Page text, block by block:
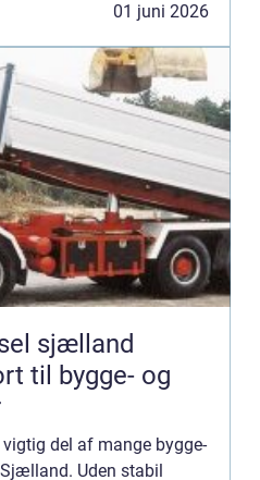
01 juni 2026
sjælland
til bygge- og
vigtig del af mange bygge-
Uden stabil